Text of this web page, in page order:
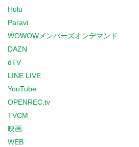
Hulu
Paravi
WOWOWメンバーズオンデマンド
DAZN
dTV
LINE LIVE
YouTube
OPENREC.tv
TVCM
映画
WEB